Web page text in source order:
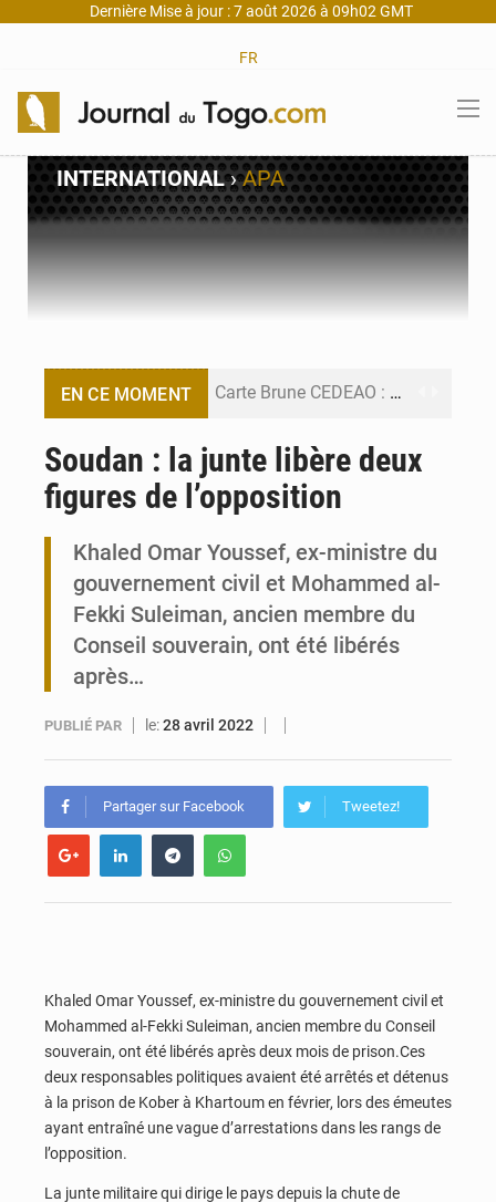
Dernière Mise à jour : 7 août 2026 à 09h02 GMT
FR
INTERNATIONAL›APA
EN CE MOMENT Carte Brune CEDEAO : Lomé mise sur la digitalisation des sinistres
Maurice : Démission de la ministre Véronique Leu-Govind
Soudan : la junte libère deux
figures de l’opposition
Khaled Omar Youssef, ex-ministre du
gouvernement civil et Mohammed al-
Fekki Suleiman, ancien membre du
Conseil souverain, ont été libérés
après…
PUBLIÉ PAR le:28 avril 2022
Partager sur Facebook Tweetez!
Khaled Omar Youssef, ex-ministre du gouvernement civil et
Mohammed al-Fekki Suleiman, ancien membre du Conseil
souverain, ont été libérés après deux mois de prison.Ces
deux responsables politiques avaient été arrêtés et détenus
à la prison de Kober à Khartoum en février, lors des émeutes
ayant entraîné une vague d’arrestations dans les rangs de
l’opposition.
La junte militaire qui dirige le pays depuis la chute de